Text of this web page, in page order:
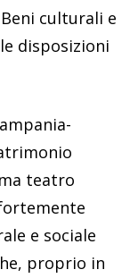
culturali e
disposizioni
teatro
e sociale
proprio in